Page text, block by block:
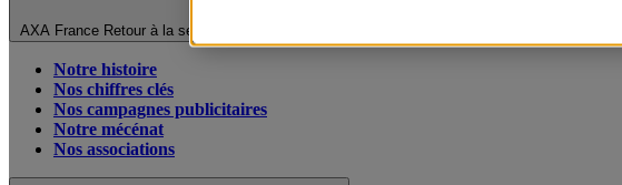
AXA France Retour à la section précédente
Notre histoire
Nos chiffres clés
Nos campagnes publicitaires
Notre mécénat
Nos associations